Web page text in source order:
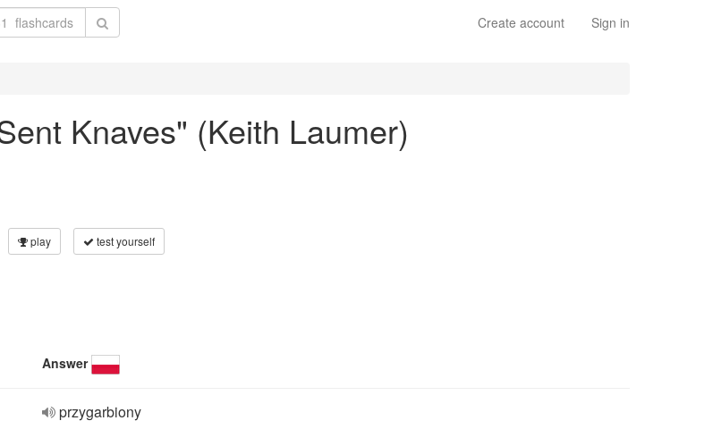
Create account Sign in
Knaves" (Keith Laumer)
play test yourself
Answer
przygarbiony